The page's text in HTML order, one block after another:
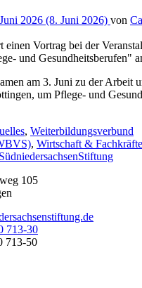
2026 (8. Juni 2026) von
am 3. Juni zu der Arbeit
um Pflege- und
, Weiterbildungsverbund
, Wirtschaft & Fachkräfte
105
713-30
713-50